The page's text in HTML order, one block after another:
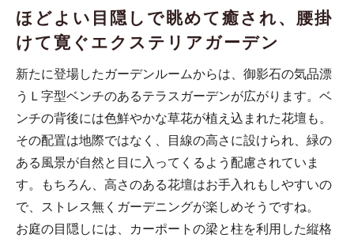
ほどよい目隠しで眺めて癒され、腰掛
けて寛ぐエクステリアガーデン
新たに登場したガーデンルームからは、御影石の気品漂
うＬ字型ベンチのあるテラスガーデンが広がります。ベ
ンチの背後には色鮮やかな草花が植え込まれた花壇も。
その配置は地際ではなく、目線の高さに設けられ、緑の
ある風景が自然と目に入ってくるよう配慮されていま
す。もちろん、高さのある花壇はお手入れもしやすいの
で、ストレス無くガーデニングが楽しめそうですね。
お庭の目隠しには、カーポートの梁と柱を利用した縦格